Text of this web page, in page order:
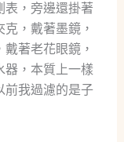
表，旁邊還掛著
，戴著墨鏡，
著老花眼鏡，
器，本質上一樣
我過濾的是子